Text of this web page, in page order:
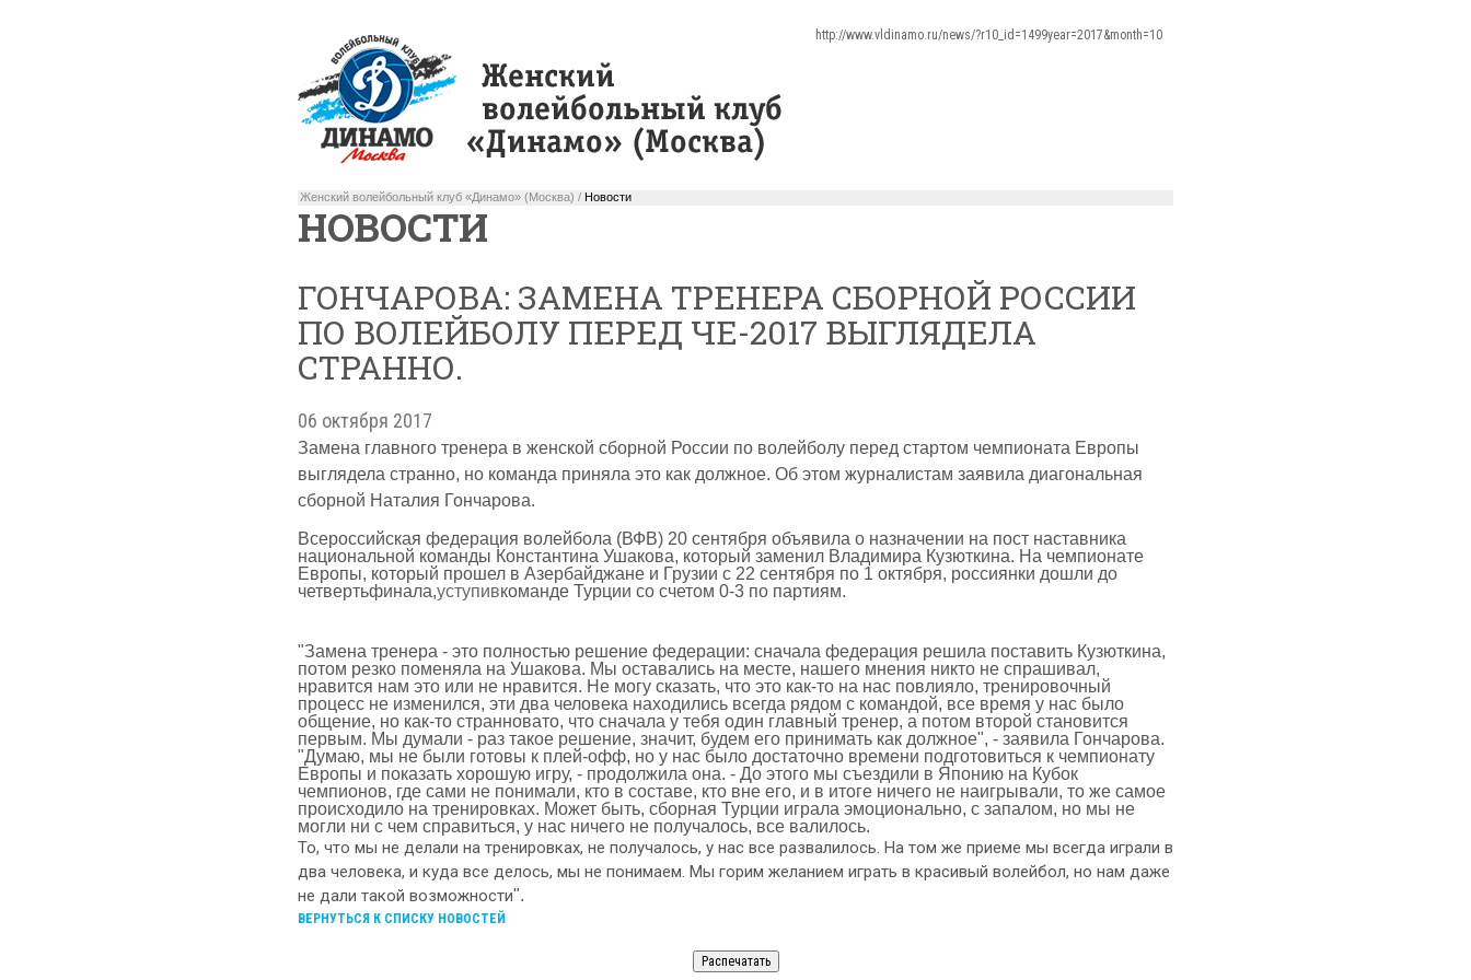
http://www.vldinamo.ru/news/?r10_id=1499year=2017&month=10
Женский волейбольный клуб «Динамо» (Москва) / Новости
НОВОСТИ
ГОНЧАРОВА: ЗАМЕНА ТРЕНЕРА СБОРНОЙ РОССИИ
ПО ВОЛЕЙБОЛУ ПЕРЕД ЧЕ-2017 ВЫГЛЯДЕЛА
СТРАННО.
06 октября 2017
Замена главного тренера в женской сборной России по волейболу перед стартом чемпионата Европы
выглядела странно, но команда приняла это как должное. Об этом журналистам заявила диагональная
сборной Наталия Гончарова.
Всероссийская федерация волейбола (ВФВ) 20 сентября объявила о назначении на пост наставника
национальной команды Константина Ушакова, который заменил Владимира Кузюткина. На чемпионате
Европы, который прошел в Азербайджане и Грузии с 22 сентября по 1 октября, россиянки дошли до
четвертьфинала,уступивкоманде Турции со счетом 0-3 по партиям.
"Замена тренера - это полностью решение федерации: сначала федерация решила поставить Кузюткина,
потом резко поменяла на Ушакова. Мы оставались на месте, нашего мнения никто не спрашивал,
нравится нам это или не нравится. Не могу сказать, что это как-то на нас повлияло, тренировочный
процесс не изменился, эти два человека находились всегда рядом с командой, все время у нас было
общение, но как-то странновато, что сначала у тебя один главный тренер, а потом второй становится
первым. Мы думали - раз такое решение, значит, будем его принимать как должное", - заявила Гончарова.
"Думаю, мы не были готовы к плей-офф, но у нас было достаточно времени подготовиться к чемпионату
Европы и показать хорошую игру, - продолжила она. - До этого мы съездили в Японию на Кубок
чемпионов, где сами не понимали, кто в составе, кто вне его, и в итоге ничего не наигрывали, то же самое
происходило на тренировках. Может быть, сборная Турции играла эмоционально, с запалом, но мы не
могли ни с чем справиться, у нас ничего не получалось, все валилось.
То, что мы не делали на тренировках, не получалось, у нас все развалилось. На том же приеме мы всегда играли в
два человека, и куда все делось, мы не понимаем. Мы горим желанием играть в красивый волейбол, но нам даже
не дали такой возможности".
ВЕРНУТЬСЯ К СПИСКУ НОВОСТЕЙ